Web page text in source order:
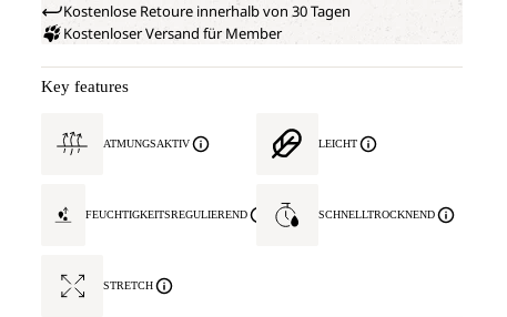
Kostenlose Retoure innerhalb von 30 Tagen
Kostenloser Versand für Member
Key features
ATMUNGSAKTIV LEICHT
FEUCHTIGKEITSREGULIEREND SCHNELLTROCKNEND
STRETCH